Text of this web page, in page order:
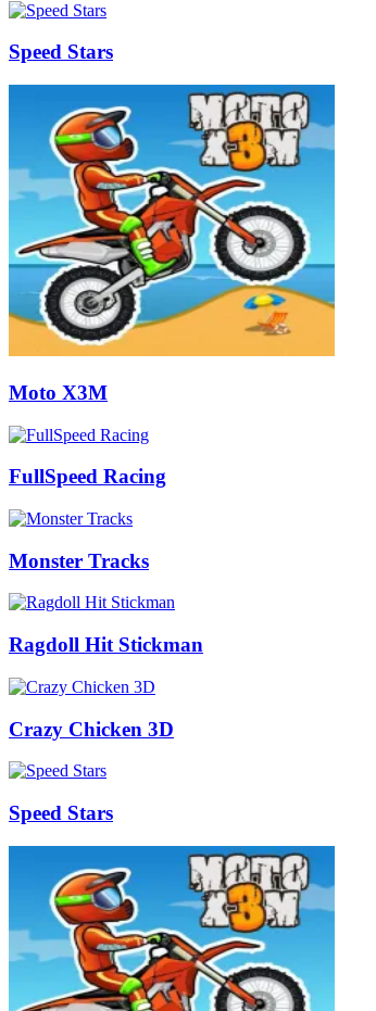
Speed Stars
Moto X3M
FullSpeed Racing
Monster Tracks
Ragdoll Hit Stickman
Crazy Chicken 3D
Speed Stars